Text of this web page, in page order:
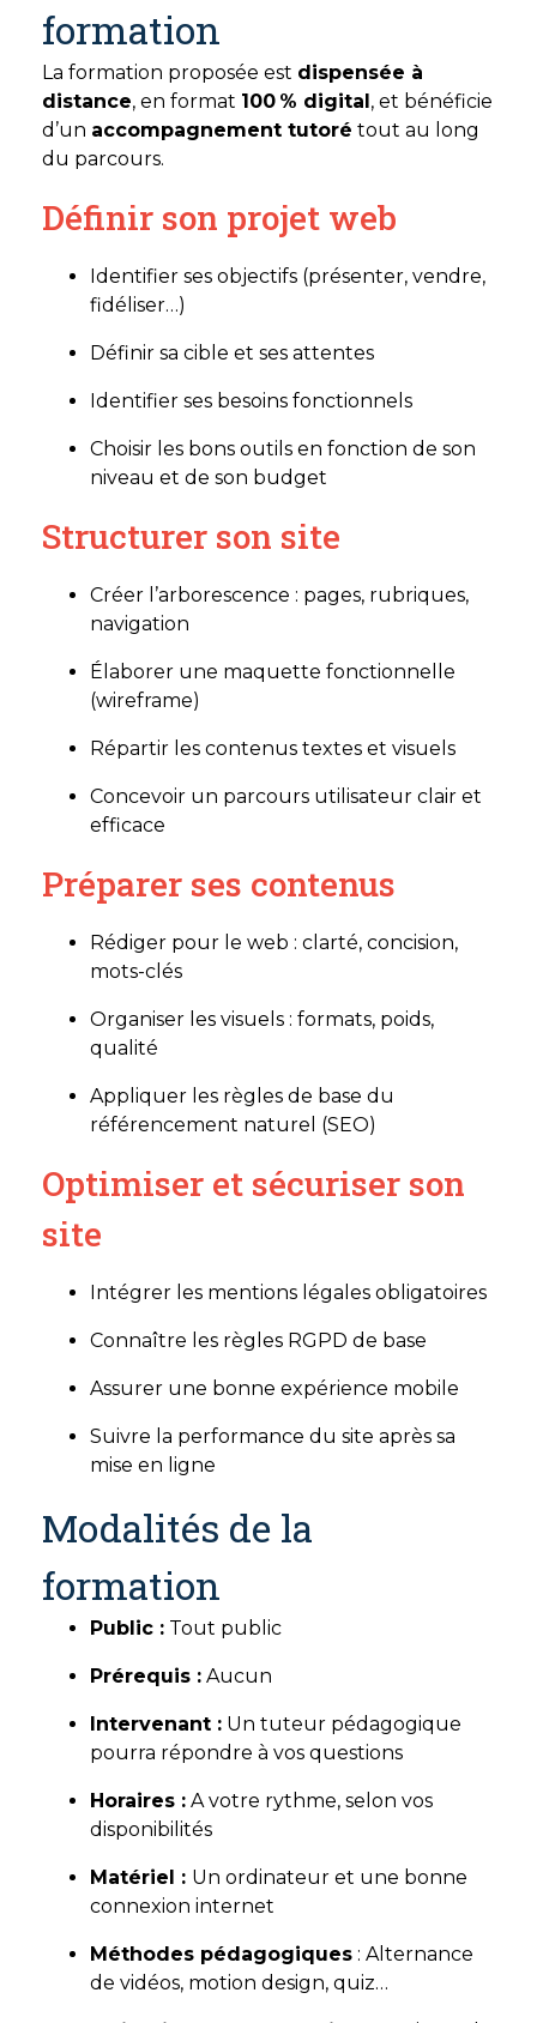
formation
La formation proposée est dispensée à
distance, en format 100 % digital, et bénéficie
d’un accompagnement tutoré tout au long
du parcours.
Définir son projet web
Identifier ses objectifs (présenter, vendre,
fidéliser…)
Définir sa cible et ses attentes
Identifier ses besoins fonctionnels
Choisir les bons outils en fonction de son
niveau et de son budget
Structurer son site
Créer l’arborescence : pages, rubriques,
navigation
Élaborer une maquette fonctionnelle
(wireframe)
Répartir les contenus textes et visuels
Concevoir un parcours utilisateur clair et
efficace
Préparer ses contenus
Rédiger pour le web : clarté, concision,
mots-clés
Organiser les visuels : formats, poids,
qualité
Appliquer les règles de base du
référencement naturel (SEO)
Optimiser et sécuriser son
site
Intégrer les mentions légales obligatoires
Connaître les règles RGPD de base
Assurer une bonne expérience mobile
Suivre la performance du site après sa
mise en ligne
Modalités de la
formation
Public : Tout public
Prérequis : Aucun
Intervenant : Un tuteur pédagogique
pourra répondre à vos questions
Horaires : A votre rythme, selon vos
disponibilités
Matériel : Un ordinateur et une bonne
connexion internet
Méthodes pédagogiques : Alternance
de vidéos, motion design, quiz…